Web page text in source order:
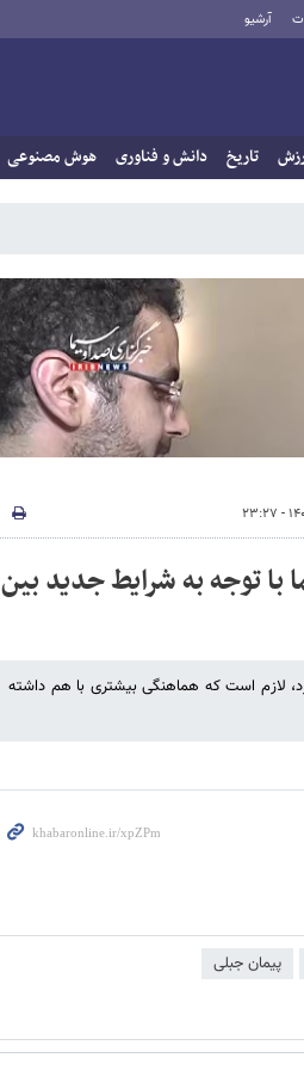
آرشیو
تاریخ دانش و فناوری هوش مصنوعی
توجه به شرایط جدید بین
لازم است که هماهنگی بیشتری با هم داشته
پیمان جبلی